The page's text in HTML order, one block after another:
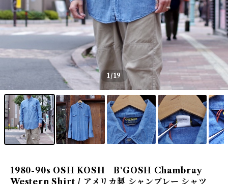
1/19
1980-90s OSH KOSH B'GOSH Chambray
Western Shirt / アメリカ製 シャンブレー シャツ